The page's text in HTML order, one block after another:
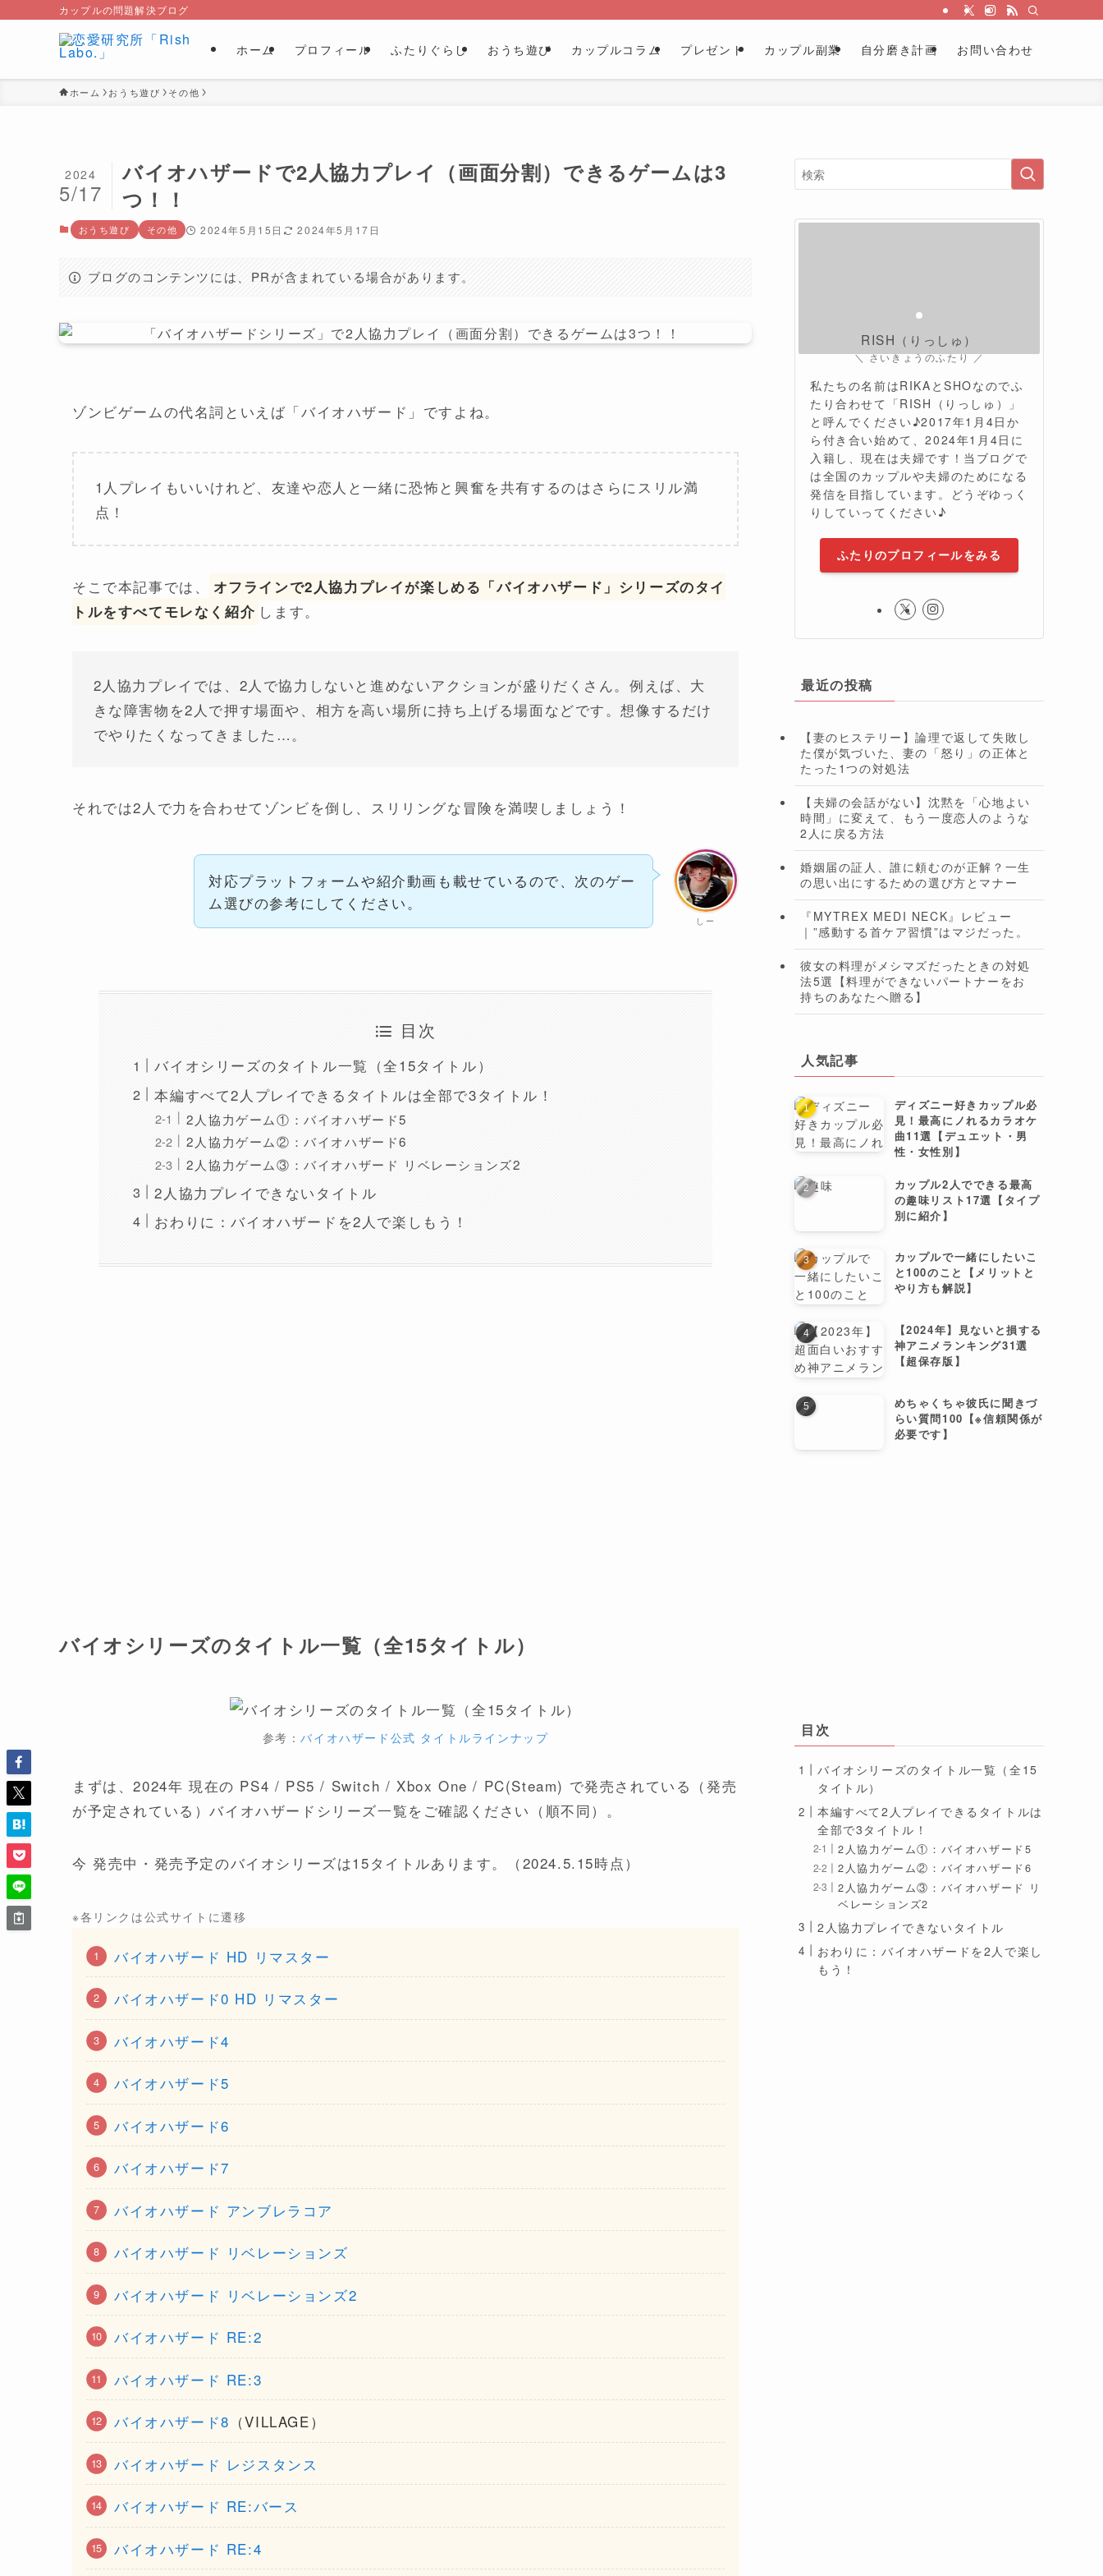
カップルの問題解決ブログ
ホーム プロフィール ふたりぐらし おうち遊び カップルコラム プレゼント カップル副業 自分磨き計画 お問い合わせ
ホーム おうち遊び その他
バイオハザードで2人協力プレイ（画面分割）できるゲームは3
つ！！
2024
5/17
おうち遊び その他 2024年5月15日 2024年5月17日
ブログのコンテンツには、PRが含まれている場合があります。
ゾンビゲームの代名詞といえば「バイオハザード」ですよね。
1人プレイもいいけれど、友達や恋人と一緒に恐怖と興奮を共有するのはさらにスリル満
点！
そこで本記事では、
オフラインで2人協力プレイが楽しめる「バイオハザード」シリーズのタイ
トルをすべてモレなく紹介 します。
2人協力プレイでは、2人で協力しないと進めないアクションが盛りだくさん。例えば、大
きな障害物を2人で押す場面や、相方を高い場所に持ち上げる場面などです。想像するだけ
でやりたくなってきました…。
それでは2人で力を合わせてゾンビを倒し、スリリングな冒険を満喫しましょう！
しー
対応プラットフォームや紹介動画も載せているので、次のゲー
ム選びの参考にしてください。
目次
バイオシリーズのタイトル一覧（全15タイトル）
本編すべて2人プレイできるタイトルは全部で3タイトル！
2人協力ゲーム①：バイオハザード5
2人協力ゲーム②：バイオハザード6
2人協力ゲーム③：バイオハザード リベレーションズ2
2人協力プレイできないタイトル
おわりに：バイオハザードを2人で楽しもう！
バイオシリーズのタイトル一覧（全15タイトル）
参考：バイオハザード公式 タイトルラインナップ
まずは、2024年 現在の PS4 / PS5 / Switch / Xbox One / PC(Steam) で発売されている（発売
が予定されている）バイオハザードシリーズ一覧をご確認ください（順不同）。
今 発売中・発売予定のバイオシリーズは15タイトルあります。（2024.5.15時点）
※各リンクは公式サイト に遷移
バイオハザード HD リマスター
バイオハザード0 HD リマスター
バイオハザード4
バイオハザード5
バイオハザード6
バイオハザード7
バイオハザード アンブレラコア
バイオハザード リベレーションズ
バイオハザード リベレーションズ2
バイオハザード RE:2
バイオハザード RE:3
バイオハザード8 （VILLAGE）
バイオハザード レジスタンス
バイオハザード RE:バース
バイオハザード RE:4
RISH（りっしゅ）
＼ さいきょうのふたり ／
私たちの名前はRIKAとSHOなのでふ
たり合わせて「RISH（りっしゅ）」
と呼んでください♪2017年1月4日か
ら付き合い始めて、2024年1月4日に
入籍し、現在は夫婦です！当ブログで
は全国のカップルや夫婦のためになる
発信を目指しています。どうぞゆっく
りしていってください♪
ふたりのプロフィールをみる
最近の投稿
【妻のヒステリー】論理で返して失敗し
た僕が気づいた、妻の「怒り」の正体と
たった1つの対処法
【夫婦の会話がない】沈黙を「心地よい
時間」に変えて、もう一度恋人のような
2人に戻る方法
婚姻届の証人、誰に頼むのが正解？一生
の思い出にするための選び方とマナー
『MYTREX MEDI NECK』レビュー
｜”感動する首ケア習慣”はマジだった。
彼女の料理がメシマズだったときの対処
法5選【料理ができないパートナーをお
持ちのあなたへ贈る】
人気記事
ディズニー好きカップル必
見！最高にノれるカラオケ
曲11選【デュエット・男
性・女性別】
カップル2人でできる最高
の趣味リスト17選【タイプ
別に紹介】
カップルで一緒にしたいこ
と100のこと【メリットと
やり方も解説】
【2024年】見ないと損する
神アニメランキング31選
【超保存版】
めちゃくちゃ彼氏に聞きづ
らい質問100【※信頼関係が
必要です】
目次
バイオシリーズのタイトル一覧（全15
タイトル）
本編すべて2人プレイできるタイトルは
全部で3タイトル！
2人協力ゲーム①：バイオハザード5
2人協力ゲーム②：バイオハザード6
2人協力ゲーム③：バイオハザード リ
ベレーションズ2
2人協力プレイできないタイトル
おわりに：バイオハザードを2人で楽し
もう！